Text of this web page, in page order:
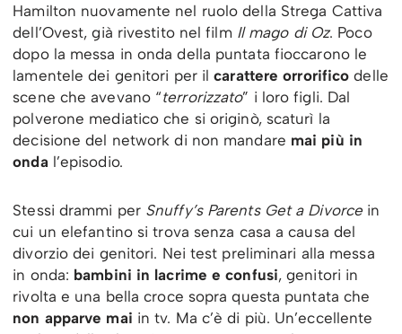
Hamilton nuovamente nel ruolo della Strega Cattiva
dell’Ovest, già rivestito nel film Il mago di Oz. Poco
dopo la messa in onda della puntata fioccarono le
lamentele dei genitori per ilcarattere orrorifico delle
scene che avevano “terrorizzato” i loro figli. Dal
polverone mediatico che si originò, scaturì la
decisione del network di non mandare mai più in
onda l’episodio.
Stessi drammi per Snuffy’s Parents Get a Divorce in
cui un elefantino si trova senza casa a causa del
divorzio dei genitori. Nei test preliminari alla messa
in onda: bambini in lacrime e confusi, genitori in
rivolta e una bella croce sopra questa puntata che
non apparve mai in tv. Ma c’è di più. Un’eccellente